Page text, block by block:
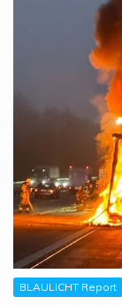
BLAULICHT Report